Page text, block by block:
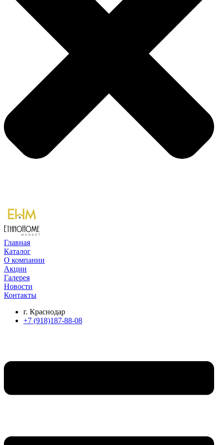
Главная
Каталог
О компании
Акции
Галерея
Новости
Контакты
г. Краснодар
+7 (918)187-88-08